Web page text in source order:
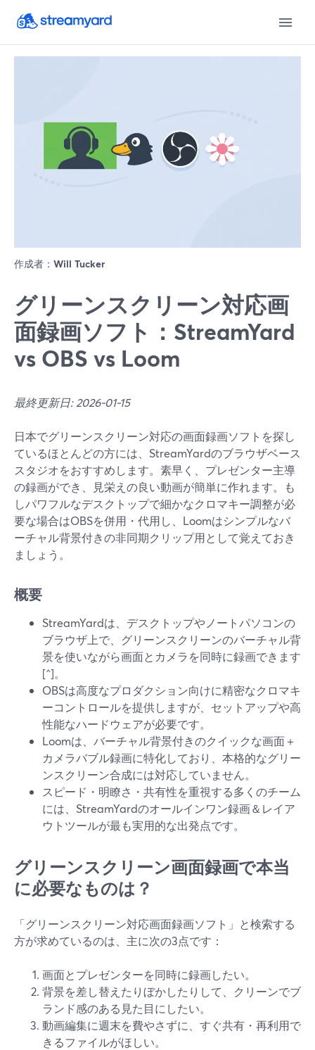
作成者： Will Tucker
グリーンスクリーン対応画
面録画ソフト：StreamYard
vs OBS vs Loom
最終更新日: 2026-01-15
日本でグリーンスクリーン対応の画面録画ソフトを探し
ているほとんどの方には、StreamYardのブラウザベース
スタジオをおすすめします。素早く、プレゼンター主導
の録画ができ、見栄えの良い動画が簡単に作れます。も
しパワフルなデスクトップで細かなクロマキー調整が必
要な場合はOBSを併用・代用し、Loomはシンプルなバ
ーチャル背景付きの非同期クリップ用として覚えておき
ましょう。
概要
StreamYardは、デスクトップやノートパソコンの
ブラウザ上で、グリーンスクリーンのバーチャル背
景を使いながら画面とカメラを同時に録画できます
[^]。
OBSは高度なプロダクション向けに精密なクロマキ
ーコントロールを提供しますが、セットアップや高
性能なハードウェアが必要です。
Loomは、バーチャル背景付きのクイックな画面＋
カメラバブル録画に特化しており、本格的なグリー
ンスクリーン合成には対応していません。
スピード・明瞭さ・共有性を重視する多くのチーム
には、StreamYardのオールインワン録画＆レイア
ウトツールが最も実用的な出発点です。
グリーンスクリーン画面録画で本当
に必要なものは？
「グリーンスクリーン対応画面録画ソフト」と検索する
方が求めているのは、主に次の3点です：
画面とプレゼンターを同時に録画したい。
背景を差し替えたりぼかしたりして、クリーンでブ
ランド感のある見た目にしたい。
動画編集に週末を費やさずに、すぐ共有・再利用で
きるファイルがほしい。